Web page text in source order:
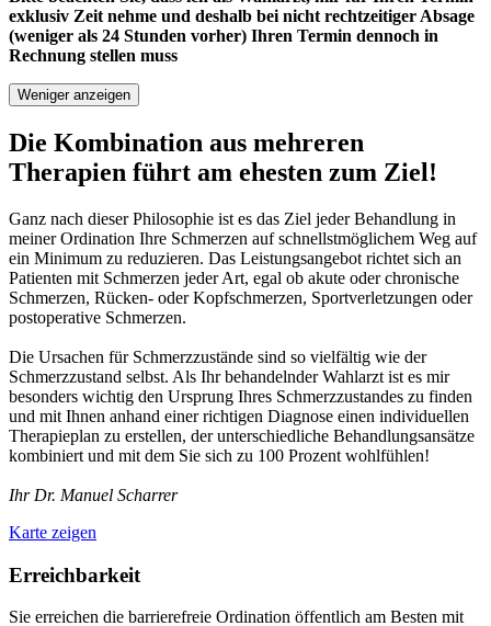
exklusiv Zeit nehme und deshalb bei nicht rechtzeitiger Absage
(weniger als 24 Stunden vorher) Ihren Termin dennoch in
Rechnung stellen muss
Weniger anzeigen
Die Kombination aus mehreren
Therapien führt am ehesten zum Ziel!
Ganz nach dieser Philosophie ist es das Ziel jeder Behandlung in
meiner Ordination Ihre Schmerzen auf schnellstmöglichem Weg auf
ein Minimum zu reduzieren. Das Leistungsangebot richtet sich an
Patienten mit Schmerzen jeder Art, egal ob akute oder chronische
Schmerzen, Rücken- oder Kopfschmerzen, Sportverletzungen oder
postoperative Schmerzen.
Die Ursachen für Schmerzzustände sind so vielfältig wie der
Schmerzzustand selbst. Als Ihr behandelnder Wahlarzt ist es mir
besonders wichtig den Ursprung Ihres Schmerzzustandes zu finden
und mit Ihnen anhand einer richtigen Diagnose einen individuellen
Therapieplan zu erstellen, der unterschiedliche Behandlungsansätze
kombiniert und mit dem Sie sich zu 100 Prozent wohlfühlen!
Ihr Dr. Manuel Scharrer
Karte zeigen
Erreichbarkeit
Sie erreichen die barrierefreie Ordination öffentlich am Besten mit